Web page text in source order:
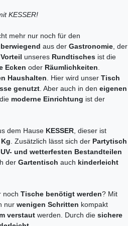
KESSER!
mehr nur noch für den
aus der Gastronomie , der
Vorteil unseres Rundtisches ist die
Ecken oder Räumlichkeiten
Haushalten . Hier wird unser Tisch
genutzt . Aber auch in den eigenen
moderne Einrichtung ist der
dem Hause KESSER , dieser ist
. Zusätzlich lässt sich der Partytisch
UV- und wetterfesten Bestandteilen
der Gartentisch auch kinderleicht
noch Tische benötigt werden? Mit
nur wenigen Schritten kompakt
verstaut werden. Durch die sichere